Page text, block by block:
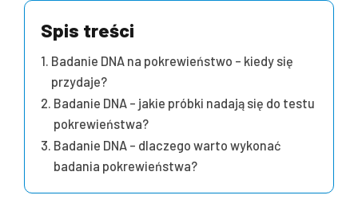
Spis treści
Badanie DNA na pokrewieństwo – kiedy się
przydaje?
Badanie DNA – jakie próbki nadają się do testu
pokrewieństwa?
Badanie DNA – dlaczego warto wykonać
badania pokrewieństwa?